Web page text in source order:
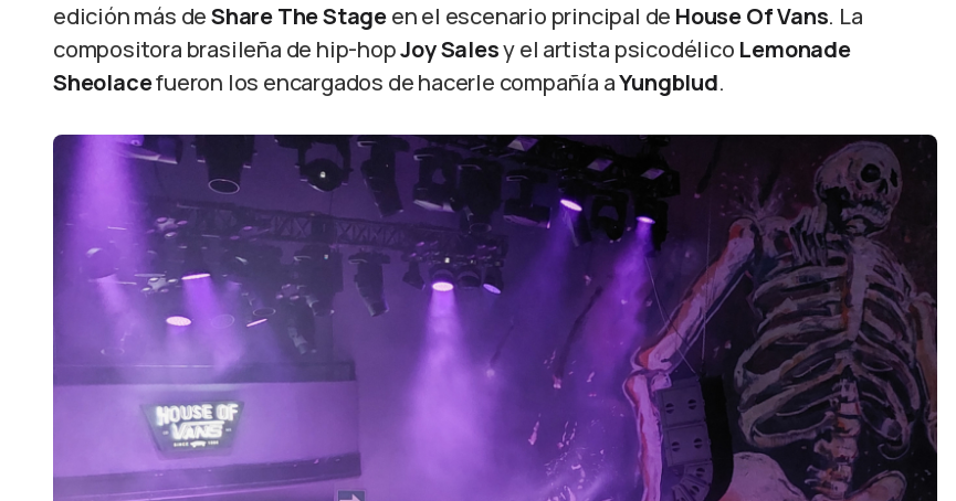
edición más deShare The Stageen el escenario principal de House Of Vans. La
compositora brasileña de hip-hopJoy Salesy el artista psicodélico Lemonade
Sheolacefueron los encargados de hacerle compañía aYungblud.